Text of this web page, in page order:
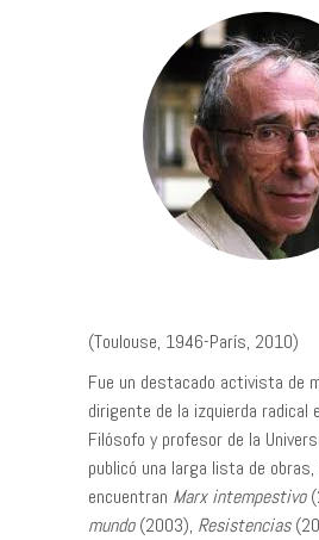
(Toulouse, 1946-París, 2010)
Fue un destacado activista de
dirigente de la izquierda radical
Filósofo y profesor de la
publicó una larga lista de
encuentran Marx intempestivo
mundo(2003), Resistencias